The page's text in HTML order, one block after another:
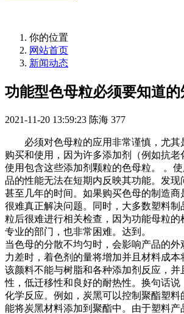
你的位置
网站首页
新闻动态
功能型色母粒必须要知道的
2021-11-20 13:59:23 陈海 377
必须对色母粒的应用非常谨慎，尤其
购买和使用，因为许多添加剂（例如抗
使用包含这些添加剂颗粒的色母粒。 。
品的性能无法在短期内反映其功能。发现
甚至几年的时间。如果购买色母的制造商
很难真正解决问题。同时，大多数塑料制
粒后很难进行相关检查，因为功能母粒的
专业的部门，也非常困难。达到。
当色母的分散不均匀时，会影响产品的
力差时，着色剂的量将增加并且材料成本
该颜料不能与树脂和各种添加剂反应，并
性，低迁移性和良好的耐热性。换句话说
化学反应。例如，炭黑可以控制聚酯塑料
能将炭黑材料添加到聚酯中。由于塑料产